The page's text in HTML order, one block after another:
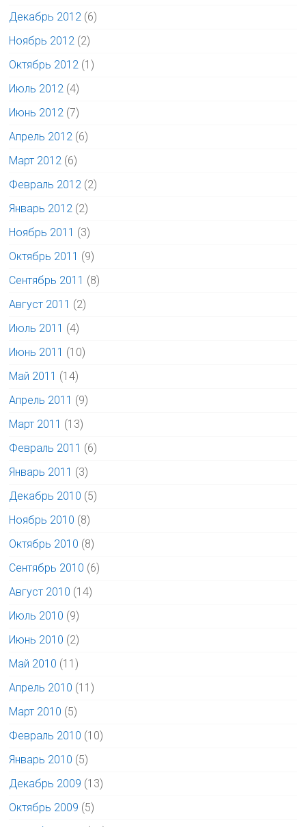
Декабрь 2012 (6)
Ноябрь 2012 (2)
Октябрь 2012 (1)
Июль 2012 (4)
Июнь 2012 (7)
Апрель 2012 (6)
Март 2012 (6)
Февраль 2012 (2)
Январь 2012 (2)
Ноябрь 2011 (3)
Октябрь 2011 (9)
Сентябрь 2011 (8)
Август 2011 (2)
Июль 2011 (4)
Июнь 2011 (10)
Май 2011 (14)
Апрель 2011 (9)
Март 2011 (13)
Февраль 2011 (6)
Январь 2011 (3)
Декабрь 2010 (5)
Ноябрь 2010 (8)
Октябрь 2010 (8)
Сентябрь 2010 (6)
Август 2010 (14)
Июль 2010 (9)
Июнь 2010 (2)
Май 2010 (11)
Апрель 2010 (11)
Март 2010 (5)
Февраль 2010 (10)
Январь 2010 (5)
Декабрь 2009 (13)
Октябрь 2009 (5)